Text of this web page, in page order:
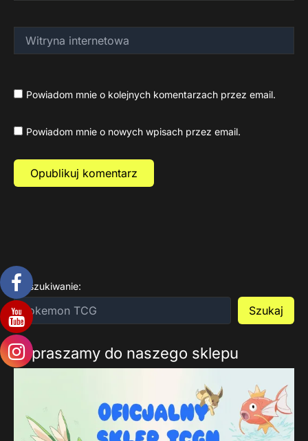
internetowa
Powiadom mnie o kolejnych komentarzach przez email.
Powiadom mnie o nowych wpisach przez email.
Wyszukiwanie:
Szukaj
Zapraszamy do naszego sklepu